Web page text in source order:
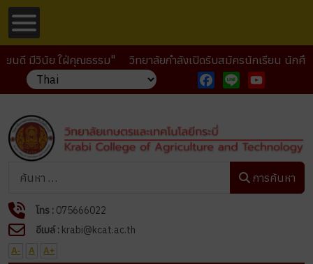
มีวินัย ใฝ่คุณธรรม" วิทยาลัยกำลังเปิดรับสมัครนักเรียน นักศึกษาใ
Facebook
Line YouTube
การค้นหา การค้นหา
โทร : 075666022
อีเมล์ : krabi@kcat.ac.th
A- A A+